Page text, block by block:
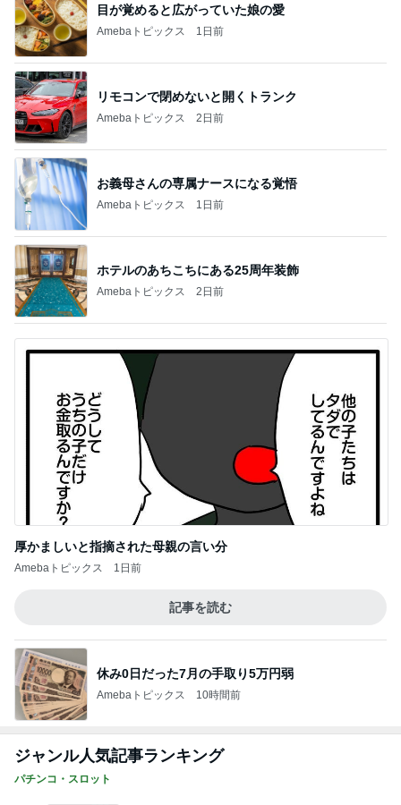
目が覚めると広がっていた娘の愛
Amebaトピックス 1日前
リモコンで閉めないと開くトランク
Amebaトピックス 2日前
お義母さんの専属ナースになる覚悟
Amebaトピックス 1日前
ホテルのあちこちにある25周年装飾
Amebaトピックス 2日前
厚かましいと指摘された母親の言い分
Amebaトピックス 1日前
記事を読む
休み0日だった7月の手取り5万円弱
Amebaトピックス 10時間前
ジャンル人気記事ランキング
パチンコ・スロット